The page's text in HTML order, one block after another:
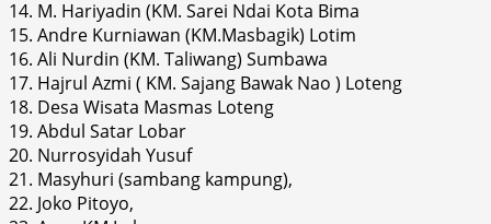
14. M. Hariyadin (KM. Sarei Ndai Kota Bima
15. Andre Kurniawan (KM.Masbagik) Lotim
16. Ali Nurdin (KM. Taliwang) Sumbawa
17. Hajrul Azmi ( KM. Sajang Bawak Nao ) Loteng
18. Desa Wisata Masmas Loteng
19. Abdul Satar Lobar
20. Nurrosyidah Yusuf
21. Masyhuri (sambang kampung),
22. Joko Pitoyo,